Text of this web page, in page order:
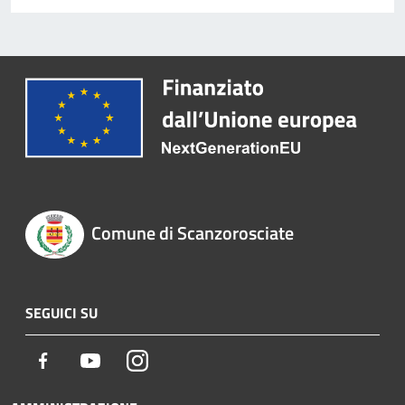
Comune di Scanzorosciate
SEGUICI SU
Facebook YoutubeInstagram